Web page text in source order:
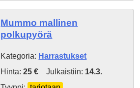
Mummo mallinen
polkupyörä
Kategoria: Harrastukset
Hinta:25 € Julkaistiin: 14.3.